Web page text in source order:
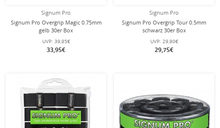
Signum Pro
Signum Pro Overgrip Magic 0.75mm
gelb 30er Box
UVP: 39,95€
33,95€
Signum Pro
Signum Pro Overgrip Tour 0.5mm
schwarz 30er Box
UVP: 29,90€
29,75€